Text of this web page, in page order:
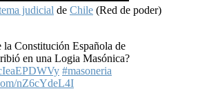
judicial de Chile (Red de poder)
la Constitución Española de
en una Logia Masónica?
#masoneria
nZ6cYdeL4I